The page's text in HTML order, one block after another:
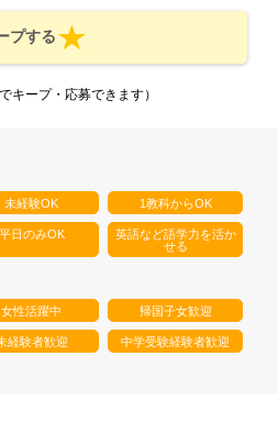
プする
キープ・応募できます）
未経験OK 1教科からOK
平日のみOK
英語など語学力を活か
せる
女性活躍中 帰国子女歓迎
経験者歓迎 中学受験経験者歓迎